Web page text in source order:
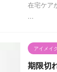
在宅ケア
...
アイメイク
期限切